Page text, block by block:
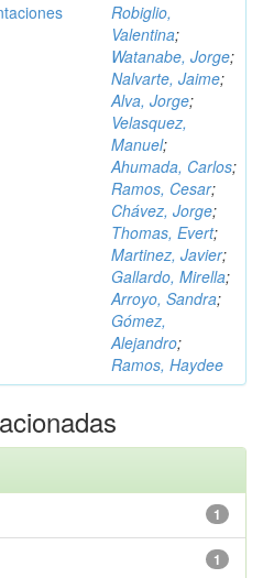
Robiglio,
Valentina;
Watanabe, Jorge;
Nalvarte, Jaime;
Alva, Jorge;
Velasquez,
Manuel;
Ahumada, Carlos;
Ramos, Cesar;
Chávez, Jorge;
Thomas, Evert;
Martinez, Javier;
Gallardo, Mirella;
Arroyo, Sandra;
Gómez,
Alejandro;
Ramos, Haydee
1
1